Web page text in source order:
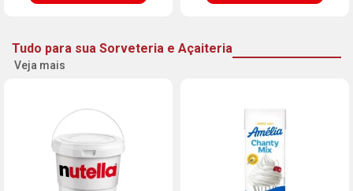
Tudo para sua Sorveteria e Açaiteria
Veja mais